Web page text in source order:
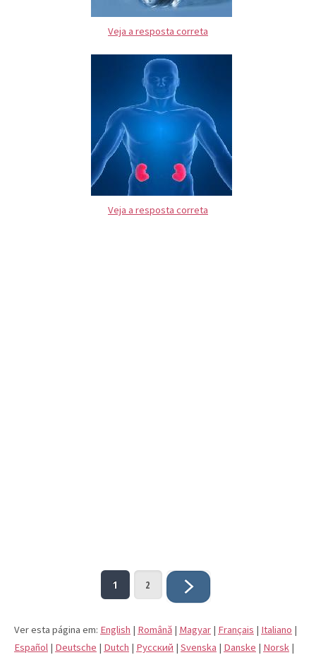
Veja a resposta correta
Veja a resposta correta
1 2
Ver esta página em: English | Română | Magyar | Français | Italiano |
Español | Deutsche | Dutch | Pусский | Svenska | Danske | Norsk |